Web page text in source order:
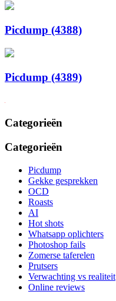
Picdump (4388)
Picdump (4389)
Categorieën
Categorieën
Picdump
Gekke gesprekken
OCD
Roasts
AI
Hot shots
Whatsapp oplichters
Photoshop fails
Zomerse taferelen
Prutsers
Verwachting vs realiteit
Online reviews